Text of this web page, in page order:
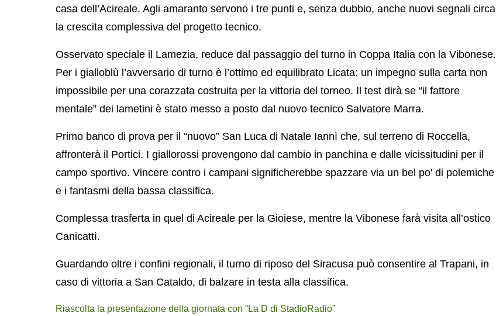
casa dell’Acireale. Agli amaranto servono i tre punti e, senza dubbio, anche nuovi segnali circa
la crescita complessiva del progetto tecnico.
Osservato speciale il Lamezia, reduce dal passaggio del turno in Coppa Italia con la Vibonese.
Per i gialloblù l’avversario di turno è l’ottimo ed equilibrato Licata: un impegno sulla carta non
impossibile per una corazzata costruita per la vittoria del torneo. Il test dirà se “il fattore
mentale” dei lametini è stato messo a posto dal nuovo tecnico Salvatore Marra.
Primo banco di prova per il “nuovo” San Luca di Natale Iannì che, sul terreno di Roccella,
affronterà il Portici. I giallorossi provengono dal cambio in panchina e dalle vicissitudini per il
campo sportivo. Vincere contro i campani significherebbe spazzare via un bel po' di polemiche
e i fantasmi della bassa classifica.
Complessa trasferta in quel di Acireale per la Gioiese, mentre la Vibonese farà visita all’ostico
Canicattì.
Guardando oltre i confini regionali, il turno di riposo del Siracusa può consentire al Trapani, in
caso di vittoria a San Cataldo, di balzare in testa alla classifica.
Riascolta la presentazione della giornata con “La D di StadioRadio”